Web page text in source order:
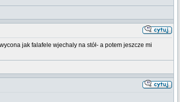
jak falafele wjechaly na stół- a potem jeszcze mi